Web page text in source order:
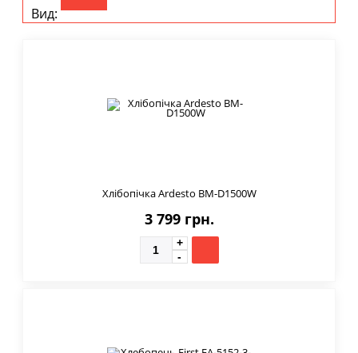
Вид:
Хлібопічка Ardesto BM-D1500W
3 799 грн.